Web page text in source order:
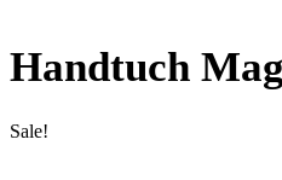
Handtuch
Sale!